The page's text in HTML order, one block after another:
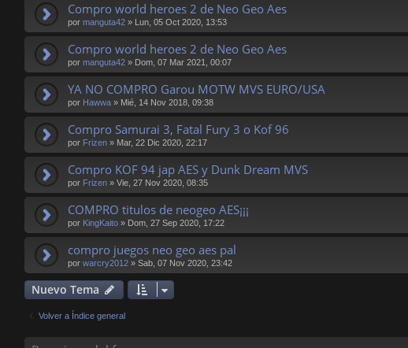
Compro world heroes 2 de Neo Geo Aes
por manguta42 » Lun, 05 Oct 2020, 13:53
Compro world heroes 2 de Neo Geo Aes
por manguta42 » Dom, 07 Mar 2021, 00:07
YA NO COMPRO Garou MOTW MVS EURO/USA
por Hawwa » Mié, 14 Nov 2018, 09:38
Compro Samurai 3, Fatal Fury 3 o Kof 96
por Frizen » Mar, 22 Dic 2020, 22:17
Compro KOF 94 jap AES y Dunk Dream MVS
por Frizen » Vie, 27 Nov 2020, 08:35
COMPRO titulos de neogeo AES¡¡¡
por KingKaito » Dom, 27 Sep 2020, 17:22
compro juegos neo geo aes pal
por warcry2012 » Sab, 07 Nov 2020, 23:42
Nuevo Tema
Volver a Índice general